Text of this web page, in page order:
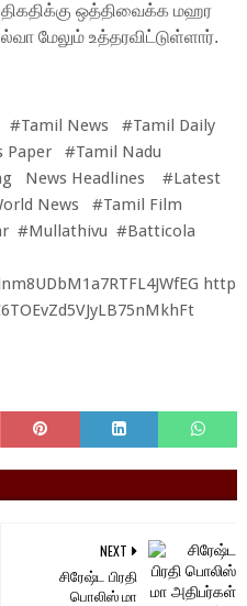
ஒத்திவைக்க மஹர
மேலும் உத்தரவிட்டுள்ளார்.
News #Tamil Daily
#Tamil Nadu
News Headlines #Latest
News #Tamil Film
#Mullathivu #Batticola
http
NEXT
சிரேஷ்ட பிரதி
பொலிஸ் மா